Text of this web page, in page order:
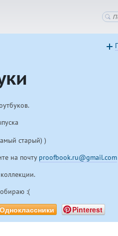
старый) )
на почту proofbook.ru@gmail.com
:(
Одноклассники Pinterest